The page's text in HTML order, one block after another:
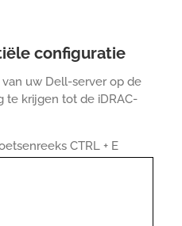
configuratie
uw Dell-server op de
krijgen tot de iDRAC-
CTRL + E